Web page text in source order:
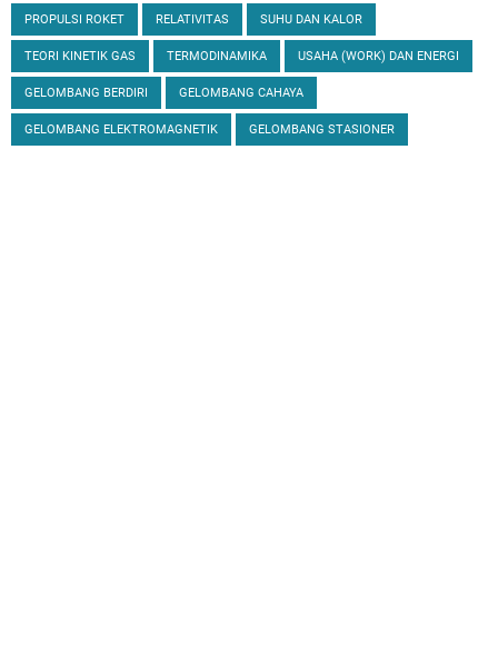
PROPULSI ROKET RELATIVITAS SUHU DAN KALOR
TEORI KINETIK GAS TERMODINAMIKA USAHA (WORK) DAN ENERGI
GELOMBANG BERDIRI GELOMBANG CAHAYA
GELOMBANG ELEKTROMAGNETIK GELOMBANG STASIONER